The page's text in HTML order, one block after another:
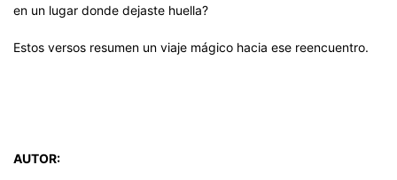
en un lugar donde dejaste huella?
Estos versos resumen un viaje mágico hacia ese reencuentro.
AUTOR: